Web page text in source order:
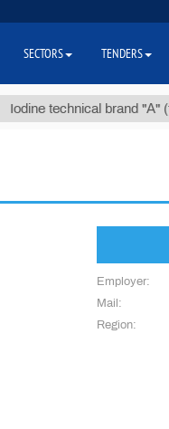
Iodine technical brand "А"
Employer:
Mail:
Region:
SECTORS TENDERS